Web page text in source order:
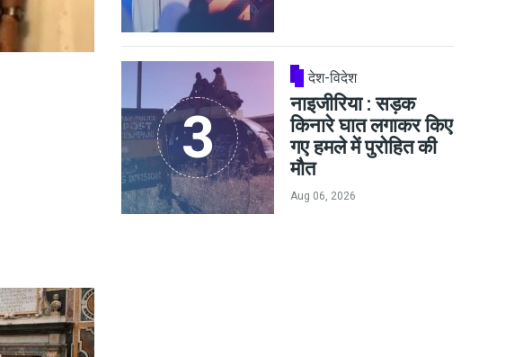
देश-विदेश
नाइजीरिया : सड़क
किनारे घात लगाकर किए
गए हमले में पुरोहित की
मौत
Aug 06, 2026